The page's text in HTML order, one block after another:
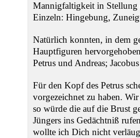
Mannigfaltigkeit in
Einzeln: Hingebung,
Natürlich konnten, in dem
Hauptfiguren
Petrus und Andreas;
Für den Kopf des Petrus
vorgezeichnet zu haben.
so würde die auf die Brust
Jüngers ins Gedächtniß
wollte ich Dich nicht